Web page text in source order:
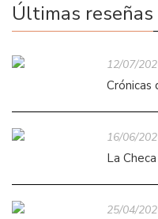
Últimas reseñas
12/07/
Crónicas
16/06/
La
25/04/